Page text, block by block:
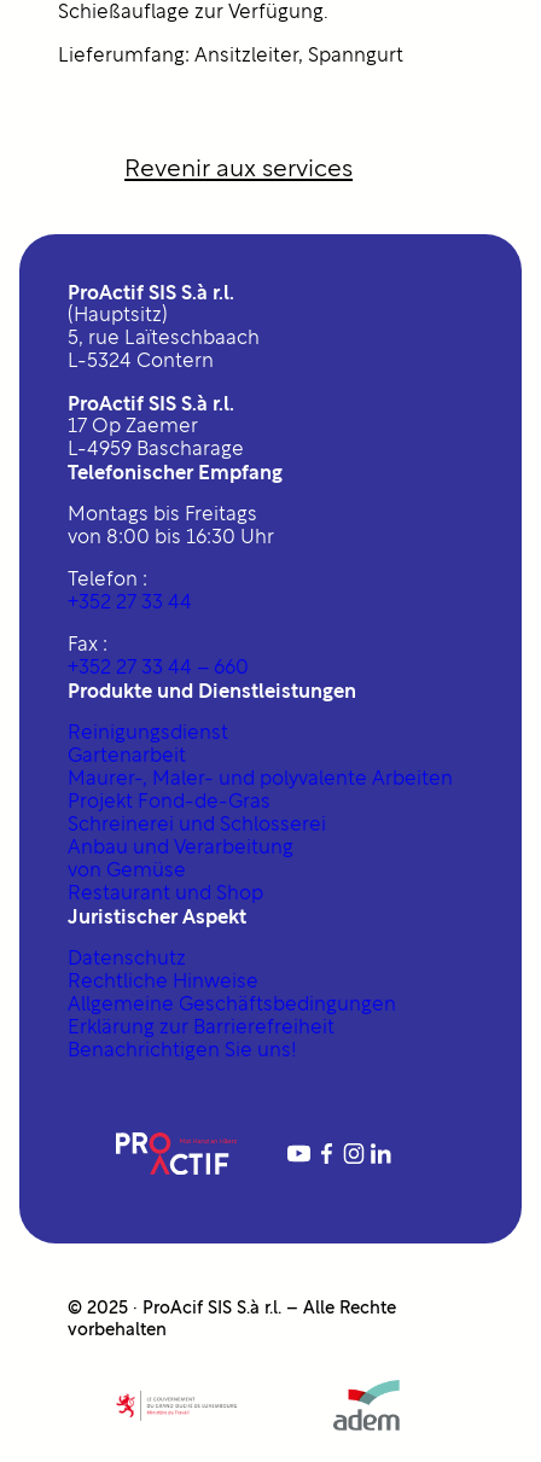
Schießauflage zur Verfügung.
Lieferumfang: Ansitzleiter, Spanngurt
Revenir aux services
ProActif SIS S.à r.l.
(Hauptsitz)
5, rue Laïteschbaach
L-5324 Contern
ProActif SIS S.à r.l.
17 Op Zaemer
L-4959 Bascharage
Telefonischer Empfang
Montags bis Freitags
von 8:00 bis 16:30 Uhr
Telefon :
+352 27 33 44
Fax :
+352 27 33 44 – 660
Produkte und Dienstleistungen
Reinigungsdienst
Gartenarbeit
Maurer-, Maler- und polyvalente Arbeiten
Projekt Fond-de-Gras
Schreinerei und Schlosserei
Anbau und Verarbeitung
von Gemüse
Restaurant und Shop
Juristischer Aspekt
Datenschutz
Rechtliche Hinweise
Allgemeine Geschäftsbedingungen
Erklärung zur Barrierefreiheit
Benachrichtigen Sie uns!
YouTube
https://
https://
https://www.linkedin.com/company/proactif-sis-s%C3%A0rl/
© 2025 · ProAcif SIS S.à r.l. – Alle Rechte
vorbehalten